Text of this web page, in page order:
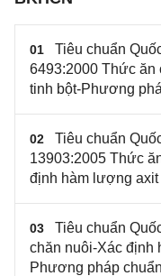
01
Tiêu chuẩn
6493:2000 Thức ăn
tinh bột-Phương
02
Tiêu chuẩn
13903:2005 Thức
định hàm lượng axit
03
Tiêu chuẩn
chăn nuôi-Xác định
Phương pháp